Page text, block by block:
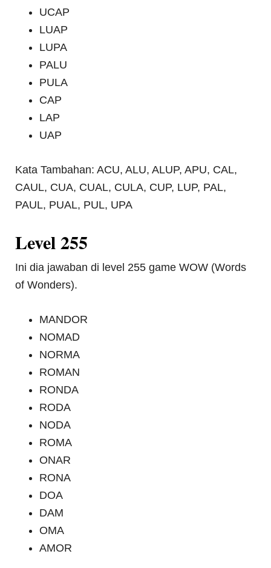
UCAP
LUAP
LUPA
PALU
PULA
CAP
LAP
UAP
Kata Tambahan: ACU, ALU, ALUP, APU, CAL,
CAUL, CUA, CUAL, CULA, CUP, LUP, PAL,
PAUL, PUAL, PUL, UPA
Level 255
Ini dia jawaban di level 255 game WOW (Words
of Wonders).
MANDOR
NOMAD
NORMA
ROMAN
RONDA
RODA
NODA
ROMA
ONAR
RONA
DOA
DAM
OMA
AMOR